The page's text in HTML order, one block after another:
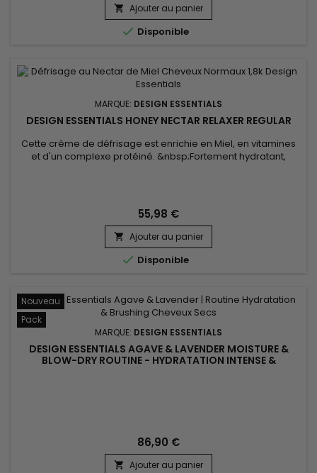
 Ajouter au panier
 Disponible
MARQUE: DESIGN ESSENTIALS
DESIGN ESSENTIALS HONEY NECTAR RELAXER REGULAR
Cette crème de défrisage est enrichie en Miel, en vitamines
et d'un complexe protéiné. &nbsp;Fortement hydratant,
55,98 €
 Ajouter au panier
 Disponible
Nouveau
Pack
MARQUE: DESIGN ESSENTIALS
DESIGN ESSENTIALS AGAVE & LAVENDER MOISTURE &
BLOW-DRY ROUTINE - HYDRATATION INTENSE &
86,90 €
 Ajouter au panier